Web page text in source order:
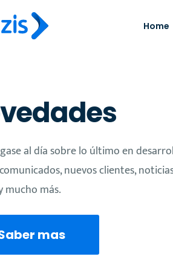
Home
al día sobre lo último en
nuevos clientes,
mucho más.
mas